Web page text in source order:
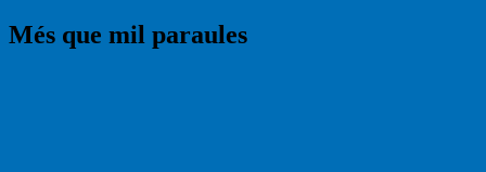
Més que mil paraules